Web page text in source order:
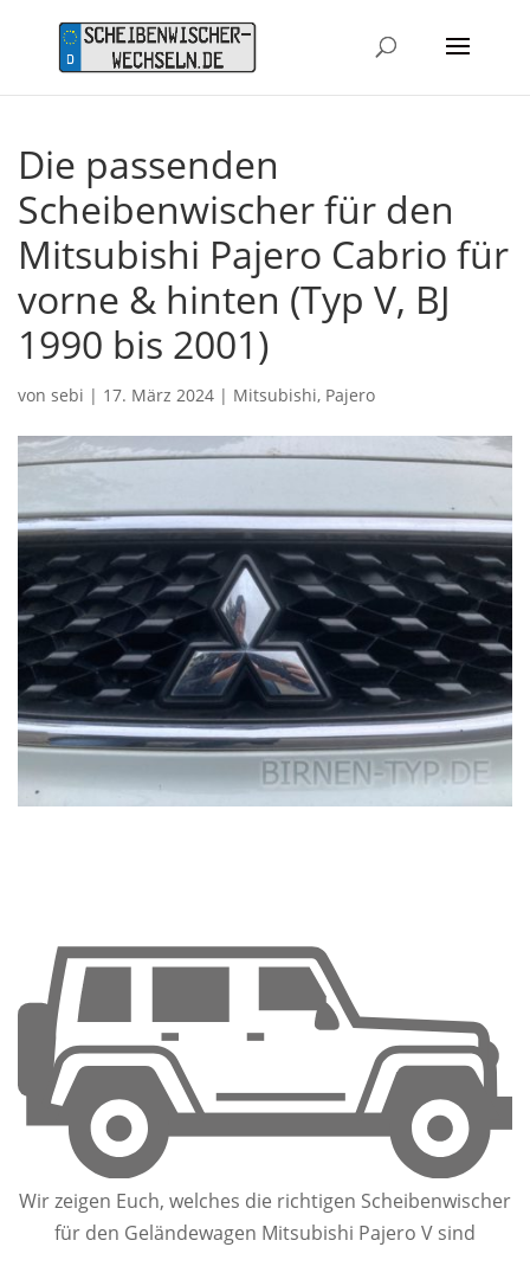
Die passenden
Scheibenwischer für den
Mitsubishi Pajero Cabrio für
vorne & hinten (Typ V, BJ
1990 bis 2001)
von sebi | 17. März 2024 | Mitsubishi, Pajero
Wir zeigen Euch, welches die richtigen Scheibenwischer
für den Geländewagen Mitsubishi Pajero V sind